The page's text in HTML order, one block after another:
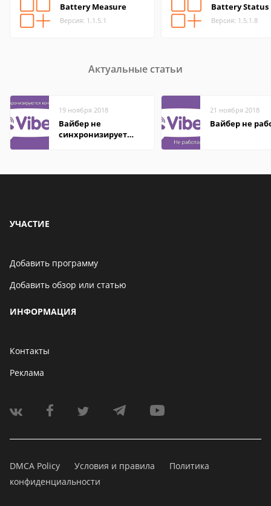
Battery Measure
Версия: 1.1.5.1
Battery Status
Версия: 1.5.1.8
Актуальные статьи
19 ноября 2018
Вайбер не
синхронизирует
21 ноября 2018
Вайбер не
УЧАСТИЕ
Добавить программу
Добавить обзор или статью
ИНФОРМАЦИЯ
Контакты
Реклама
DMCA Policy Условия и правила
Политика
конфиденциальности